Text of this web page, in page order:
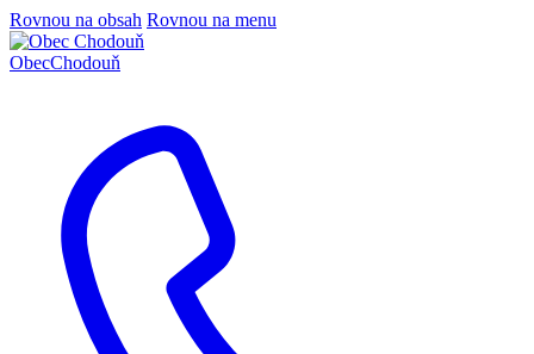
Rovnou na obsah Rovnou na menu
ObecChodouň